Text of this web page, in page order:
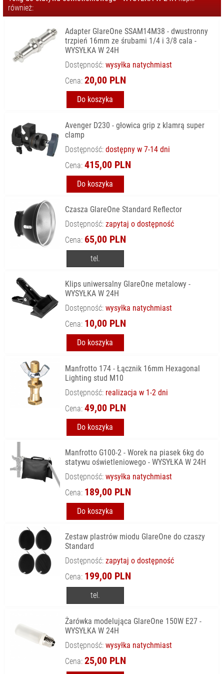
również:
Adapter GlareOne SSAM14M38 - dwustronny
trzpień 16mm ze śrubami 1/4 i 3/8 cala -
WYSYŁKA W 24H
Dostępność:wysyłka natychmiast
Cena:20,00 PLN
Do koszyka
Avenger D230 - głowica grip z klamrą super
clamp
Dostępność:dostępny w 7-14 dni
Cena:415,00 PLN
Do koszyka
Czasza GlareOne Standard Reflector
Dostępność:zapytaj o dostępność
Cena: 65,00 PLN
tel.
Klips uniwersalny GlareOne metalowy -
WYSYŁKA W 24H
Dostępność:wysyłka natychmiast
Cena: 10,00 PLN
Do koszyka
Manfrotto 174 - Łącznik 16mm Hexagonal
Lighting stud M10
Dostępność: realizacja w 1-2 dni
Cena:49,00 PLN
Do koszyka
Manfrotto G100-2 - Worek na piasek 6kg do
statywu oświetleniowego - WYSYŁKA W 24H
Dostępność:wysyłka natychmiast
Cena: 189,00 PLN
Do koszyka
Zestaw plastrów miodu GlareOne do czaszy
Standard
Dostępność:zapytaj o dostępność
Cena: 199,00 PLN
tel.
Żarówka modelująca GlareOne 150W E27 -
WYSYŁKA W 24H
Dostępność:wysyłka natychmiast
Cena:25,00 PLN
SYSTEMY
ZAWIESZENIA
LAMP
TORBY NA
SPRZĘT STUDYJNY
TŁA
FOTOGRAFICZNE
INNE
ZASILANIE
CZĘŚCI
ZAMIENNE/
SERWISOWE